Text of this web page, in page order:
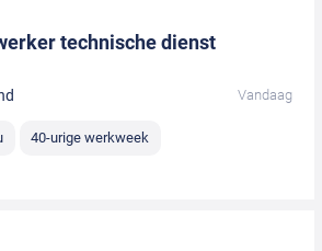
technische dienst
Vandaag
40-urige werkweek